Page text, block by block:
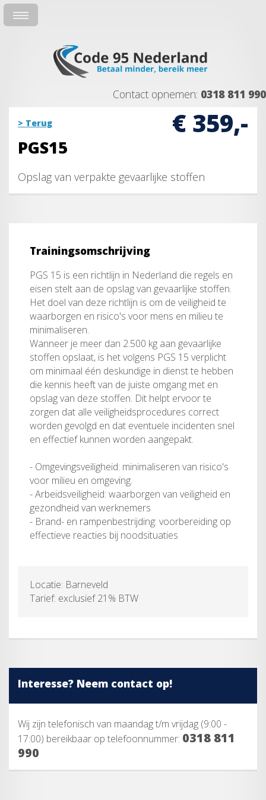
Contact opnemen: 0318 811 990
€ 359,-
> Terug
PGS15
Opslag van verpakte gevaarlijke stoffen
Trainingsomschrijving
PGS 15 is een richtlijn in Nederland die regels en
eisen stelt aan de opslag van gevaarlijke stoffen.
Het doel van deze richtlijn is om de veiligheid te
waarborgen en risico's voor mens en milieu te
minimaliseren.
Wanneer je meer dan 2.500 kg aan gevaarlijke
stoffen opslaat, is het volgens PGS 15 verplicht
om minimaal één deskundige in dienst te hebben
die kennis heeft van de juiste omgang met en
opslag van deze stoffen. Dit helpt ervoor te
zorgen dat alle veiligheidsprocedures correct
worden gevolgd en dat eventuele incidenten snel
en effectief kunnen worden aangepakt.
- Omgevingsveiligheid: minimaliseren van risico's
voor milieu en omgeving.
- Arbeidsveiligheid: waarborgen van veiligheid en
gezondheid van werknemers
- Brand- en rampenbestrijding: voorbereiding op
effectieve reacties bij noodsituaties
Locatie: Barneveld
Tarief: exclusief 21% BTW
Interesse? Neem contact op!
Wij zijn telefonisch van maandag t/m vrijdag (9:00 -
17:00) bereikbaar op telefoonnummer: 0318 811
990